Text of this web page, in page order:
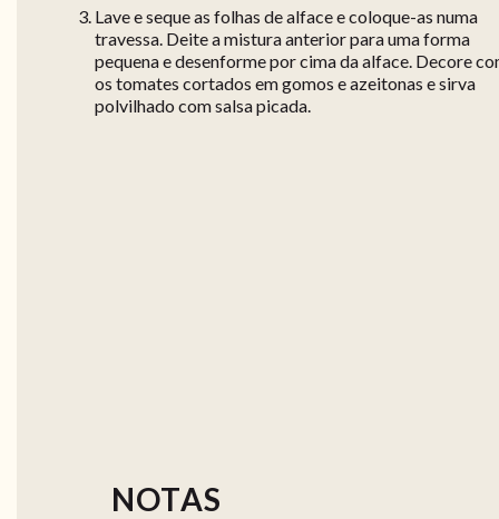
Lave e seque as folhas de alface e coloque-as numa
travessa. Deite a mistura anterior para uma forma
pequena e desenforme por cima da alface. Decore
os tomates cortados em gomos e azeitonas e sirva
polvilhado com salsa picada.
NOTAS